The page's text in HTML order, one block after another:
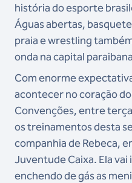
história do esporte
Águas abertas,
praia e wrestling
onda na capital
Com enorme
acontecer no coração
Convenções, entre
os treinamentos desta
companhia de Rebeca,
Juventude Caixa. Ela
enchendo de gás as